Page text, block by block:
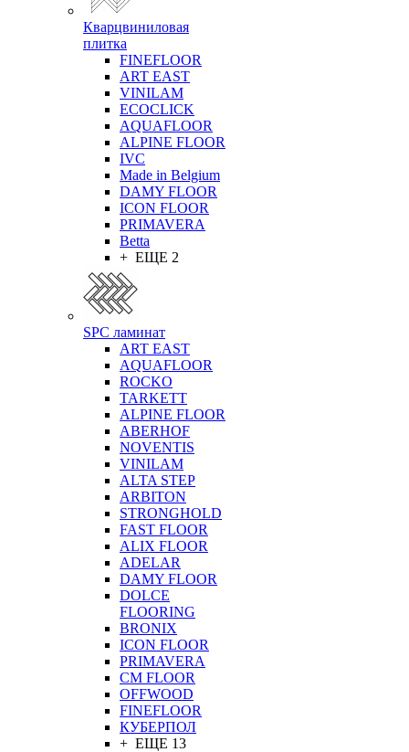
Кварцвиниловая
плитка
FINEFLOOR
ART EAST
VINILAM
ECOCLICK
AQUAFLOOR
ALPINE FLOOR
IVC
Made in Belgium
DAMY FLOOR
ICON FLOOR
PRIMAVERA
Betta
+ ЕЩЕ 2
SPC ламинат
ART EAST
AQUAFLOOR
ROCKO
TARKETT
ALPINE FLOOR
ABERHOF
NOVENTIS
VINILAM
ALTA STEP
ARBITON
STRONGHOLD
FAST FLOOR
ALIX FLOOR
ADELAR
DAMY FLOOR
DOLCE
FLOORING
BRONIX
ICON FLOOR
PRIMAVERA
CM FLOOR
OFFWOOD
FINEFLOOR
КУБЕРПОЛ
+ ЕЩЕ 13